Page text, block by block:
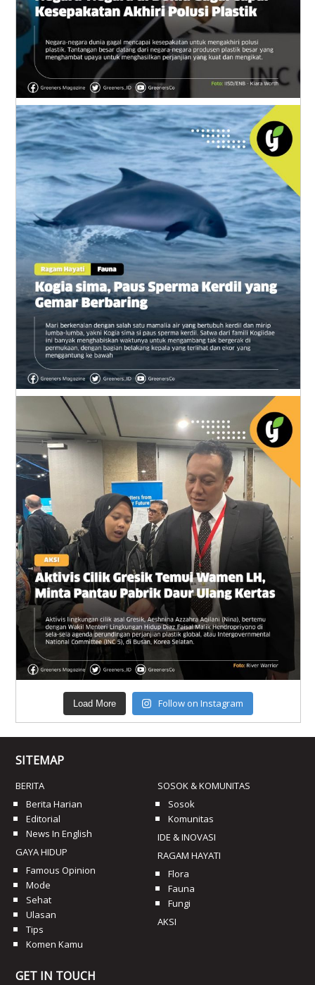
Load More Follow on Instagram
SITEMAP
BERITA
Berita Harian
Editorial
News In English
GAYA HIDUP
Famous Opinion
Mode
Sehat
Ulasan
Tips
Komen Kamu
SOSOK & KOMUNITAS
Sosok
Komunitas
IDE & INOVASI
RAGAM HAYATI
Flora
Fauna
Fungi
AKSI
GET IN TOUCH